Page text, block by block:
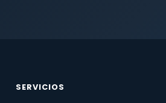
SERVICIOS